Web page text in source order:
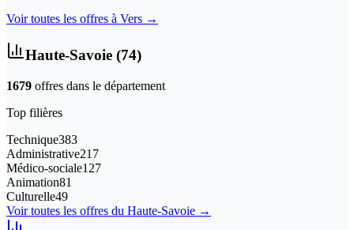
Voir toutes les offres à Vers →
Haute-Savoie (74)
1679 offres dans le département
Top filières
Technique383
Administrative217
Médico-sociale127
Animation81
Culturelle49
Voir toutes les offres du Haute-Savoie →